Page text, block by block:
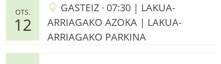
OTS.
12
GASTEIZ · 07:30 | LAKUA-
ARRIAGAKO AZOKA | LAKUA-
ARRIAGAKO PARKINA